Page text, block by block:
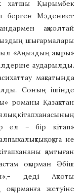
хатшы Қырымбек
берген Мәдениет
ақжолтай
шығармалары
«Аңыздың ақыры»
аударылды.
мақсатында
Соның ішінде
романы Қазақстан
кітапханасының
ел – бір кітап»
оқуға ие
қамтыған
оқырман Әбіш
деді Ақтоты
жетуіне